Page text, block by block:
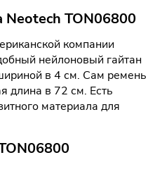
TON06800
компании
нейлоновый гайтан
в 4 см. Сам ремень
длина в 72 см. Есть
материала для